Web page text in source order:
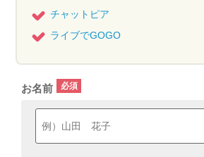
チャットピア
ライブでGOGO
お名前